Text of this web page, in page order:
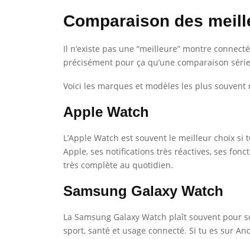
Comparaison des
Il n’existe pas une “meilleure” montre
précisément pour ça qu’une comparaison
Voici les marques et modèles les plus
Apple Watch
L’Apple Watch est souvent le meilleur choix
Apple, ses notifications très réactives, ses
très complète au quotidien.
Samsung Galaxy Watch
La Samsung Galaxy Watch plaît souvent
sport, santé et usage connecté. Si tu es sur